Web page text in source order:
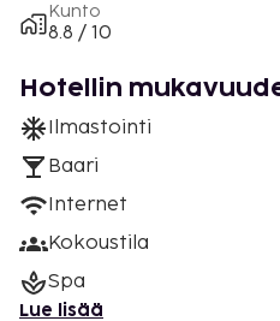
Kunto
8.8 / 10
Hotellin
Ilmastointi
Baari
Internet
Kokoustila
Spa
Lue lisää